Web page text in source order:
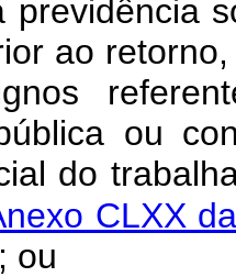
previdência
ao
ou
do
CLXX
; ou